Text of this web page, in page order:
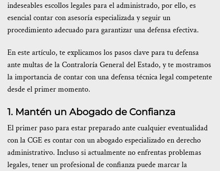
indeseables escollos legales para el administrado, por ello, es
esencial contar con asesoría especializada y seguir un
procedimiento adecuado para garantizar una defensa efectiva.
En este artículo, te explicamos los pasos clave para tu defensa
ante multas de la Contraloría General del Estado, y te mostramos
la importancia de contar con una defensa técnica legal competente
desde el primer momento.
1. Mantén un Abogado de Confianza
El primer paso para estar preparado ante cualquier eventualidad
con la CGE es contar con un abogado especializado en derecho
administrativo. Incluso si actualmente no enfrentas problemas
legales, tener un profesional de confianza puede marcar la